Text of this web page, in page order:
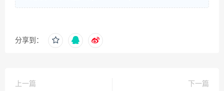
分享到：
上一篇
下一篇